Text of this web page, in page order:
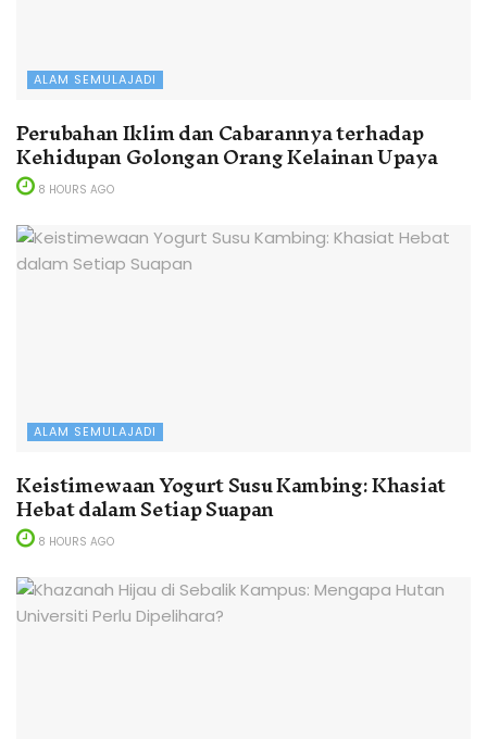
ALAM SEMULAJADI
Perubahan Iklim dan Cabarannya terhadap
Kehidupan Golongan Orang Kelainan Upaya
8 HOURS AGO
ALAM SEMULAJADI
Keistimewaan Yogurt Susu Kambing: Khasiat
Hebat dalam Setiap Suapan
8 HOURS AGO